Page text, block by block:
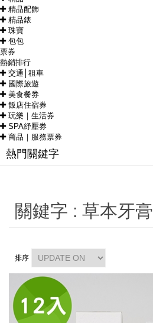
精品配飾
精品錶
珠寶
包包
票券
熱銷排行
交通│租車
國際旅遊
美食餐券
飯店住宿券
玩樂｜生活券
SPA紓壓券
商品｜服務票券
熱門關鍵字
關鍵字 : 草本牙膏
排序